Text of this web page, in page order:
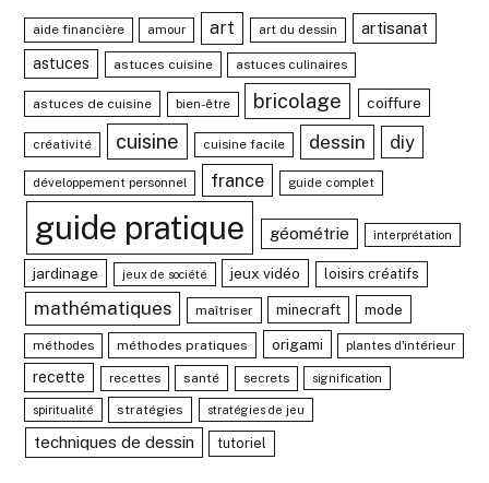
aide financière amour art art du dessin artisanat
astuces astuces cuisine astuces culinaires
astuces de cuisine bien-être bricolage coiffure
créativité cuisine cuisine facile dessin diy
développement personnel france guide complet
guide pratique géométrie interprétation
jardinage jeux de société jeux vidéo loisirs créatifs
mathématiques maîtriser minecraft mode
méthodes méthodes pratiques origami plantes d'intérieur
recette recettes santé secrets signification
spiritualité stratégies stratégies de jeu
techniques de dessin tutoriel